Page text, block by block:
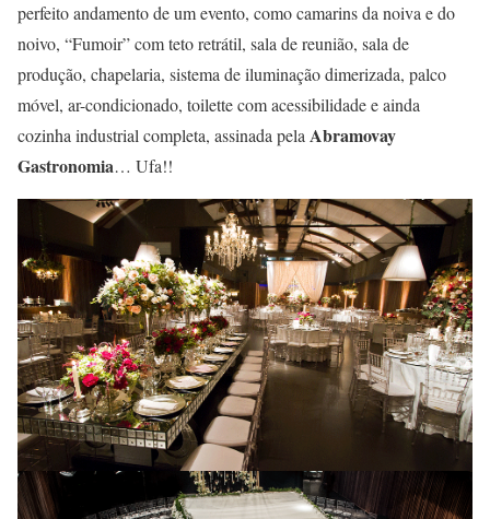
perfeito andamento de um evento, como camarins da noiva e do
noivo, “Fumoir” com teto retrátil, sala de reunião, sala de
produção, chapelaria, sistema de iluminação dimerizada, palco
móvel, ar-condicionado, toilette com acessibilidade e ainda
cozinha industrial completa, assinada pela Abramovay
Gastronomia… Ufa!!